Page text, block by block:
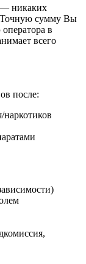
— никаких
Точную сумму Вы
в
всего
после:
наркотиков